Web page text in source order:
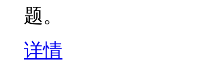
题。
详情